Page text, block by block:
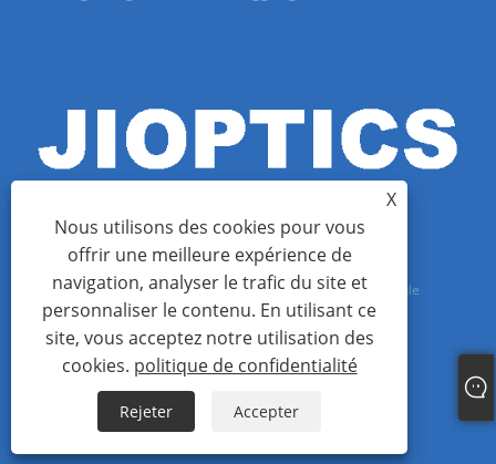
Copyright © 2022 Shenzhen Jioptics Technology Co., Ltd - Module
télémètre laser, caméra Zoom MWIR - Tous droits réservés.
Sitemap RSS
XML
politique de confidentialité
X
Nous utilisons des cookies pour vous
offrir une meilleure expérience de
navigation, analyser le trafic du site et
personnaliser le contenu. En utilisant ce
site, vous acceptez notre utilisation des
cookies. politique de confidentialité
Rejeter Accepter